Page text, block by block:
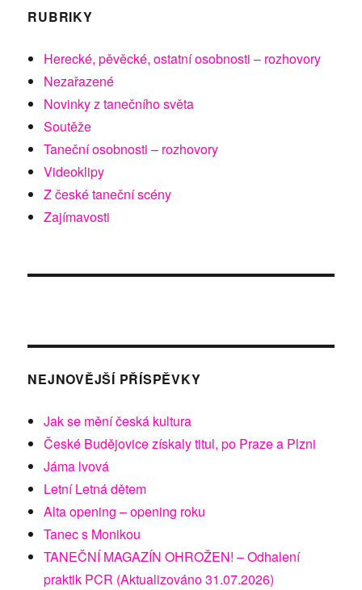
RUBRIKY
Herecké, pěvěcké, ostatní osobnosti – rozhovory
Nezařazené
Novinky z tanečního světa
Soutěže
Taneční osobnosti – rozhovory
Videoklipy
Z české taneční scény
Zajímavosti
NEJNOVĚJŠÍ PŘÍSPĚVKY
Jak se mění česká kultura
České Budějovice získaly titul, po Praze a Plzni
Jáma lvová
Letní Letná dětem
Alta opening – opening roku
Tanec s Monikou
TANEČNÍ MAGAZÍN OHROŽEN! – Odhalení
praktik PCR (Aktualizováno 31.07.2026)